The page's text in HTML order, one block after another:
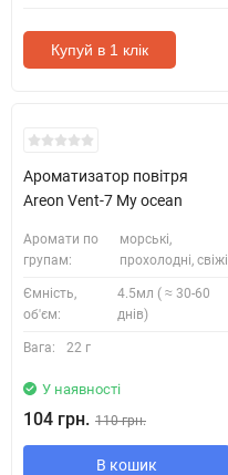
Купуй в 1 клік
Ароматизатор повітря
Areon Vent-7 My ocean
Аромати по
групам:
морські,
прохолодні, свіжі
Ємність,
об'єм:
4.5мл ( ≈ 30-60
днів)
Вага: 22 г
У наявності
104 грн. 110 грн.
В кошик